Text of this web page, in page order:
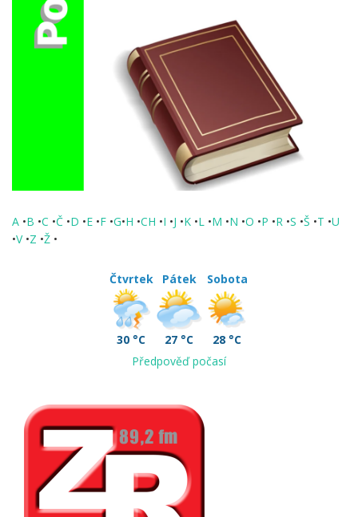
A •B •C •Č •D •E •F •G•H •CH •I •J •K •L •M •N •O •P •R •S •Š •T •U
•V •Z •Ž •
Čtvrtek
30 °C
Pátek
27 °C
Sobota
28 °C
Předpověď počasí